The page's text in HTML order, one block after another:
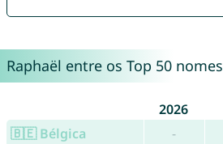
Raphaël entre os Top 50 nomes
2026
🇧🇪 Bélgica
-